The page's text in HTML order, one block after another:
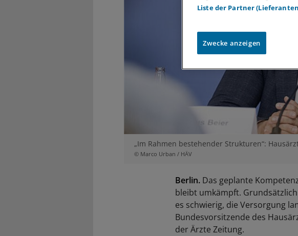
„Im Rahmen bestehender Strukturen“:
© Marco Urban / HÄV
Berlin. Das geplante
bleibt umkämpft.
es schwierig, die Versorgung
Bundesvorsitzende des
der Ärzte Zeitung.
Liste der Partner
Zwecke anzeigen